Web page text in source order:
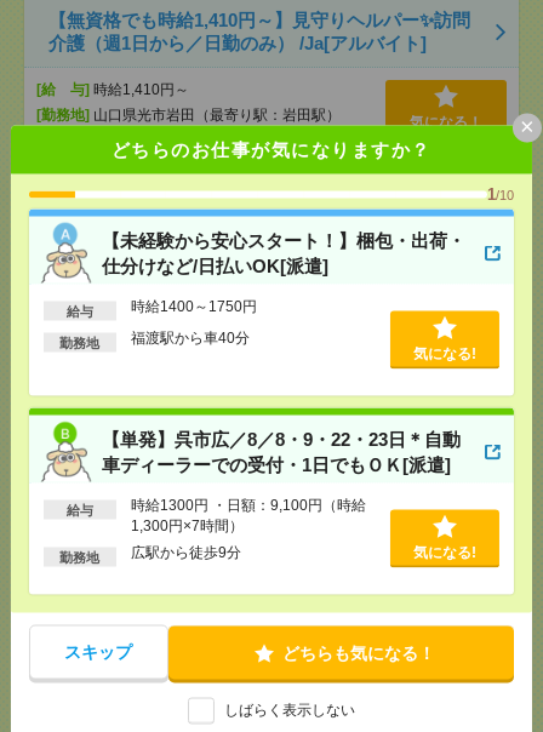
どちらのお仕事が気になりますか？
1/10
【未経験から安心スタート！】梱包・出荷・
仕分けなど/日払いOK[派遣]
給与 時給1400～1750円
勤務地
福渡駅から車40分
気になる!
【単発】呉市広／8／8・9・22・23日＊自動
車ディーラーでの受付・1日でもＯＫ[派遣]
給与
時給1300円 ・日額：9,100円（時給
1,300円×7時間）
勤務地 広駅から徒歩9分 気になる!
スキップ どちらも気になる！
しばらく表示しない
×
【無資格でも時給1,410円～】見守りヘルパー✨訪問
介護（週1日から／日勤のみ） /Ja[アルバイト]
[給 与] 時給1,410円～
[勤務地] 山口県光市岩田（最寄り駅：岩田駅） 気になる！
化粧品やフェイスパックのシール貼り・検品
_H121676[派遣]
[給 与]
時給1,450円
[交通費]上限あり(月額)30、000円
[勤務地]瀬戸駅から車8分/香登駅から車13分
/…
気になる！
未経験OK！残業ほぼなし▼広島駅での受付[派遣]
[給 与]
時給1400円 月収例 21万円 時給1400円×
実働7h30m×週5日×4週+残業5h ※月収例を保証す
るものではありません。※給与即受取りサービス利
用可（利用条件有）
[交通費]1ヶ月3万円を上限として実費支給
[月収例] 20～25万円
気になる！
【週2日＊高時給1550円～】シニア向けマンションで
食事の配膳や見守り＊介護[派遣]
経験者時給1550円～ 介護福祉士時給
1600円～ ※日払い/週払いOK